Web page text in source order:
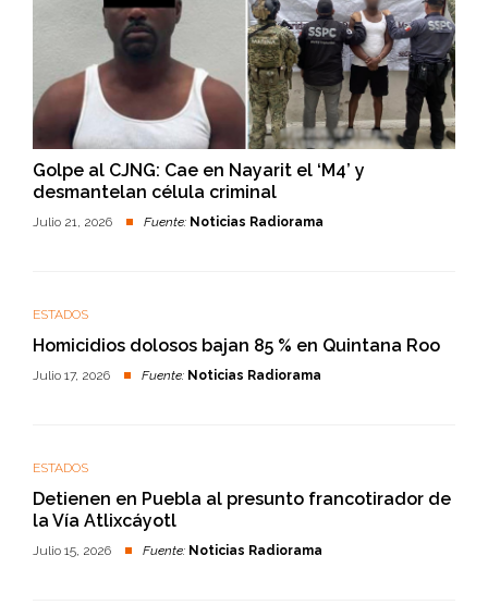
Golpe al CJNG: Cae en Nayarit el ‘M4’ y
desmantelan célula criminal
Julio 21, 2026 Fuente: Noticias Radiorama
ESTADOS
Homicidios dolosos bajan 85 % en Quintana Roo
Julio 17, 2026 Fuente: Noticias Radiorama
ESTADOS
Detienen en Puebla al presunto francotirador de
la Vía Atlixcáyotl
Julio 15, 2026 Fuente: Noticias Radiorama